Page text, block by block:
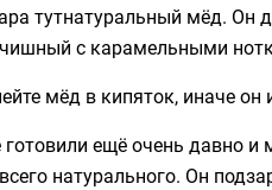
тутнатуральный мёд. Он
с карамельными
мёд в кипяток, иначе
ещё очень давно и
натурального. Он